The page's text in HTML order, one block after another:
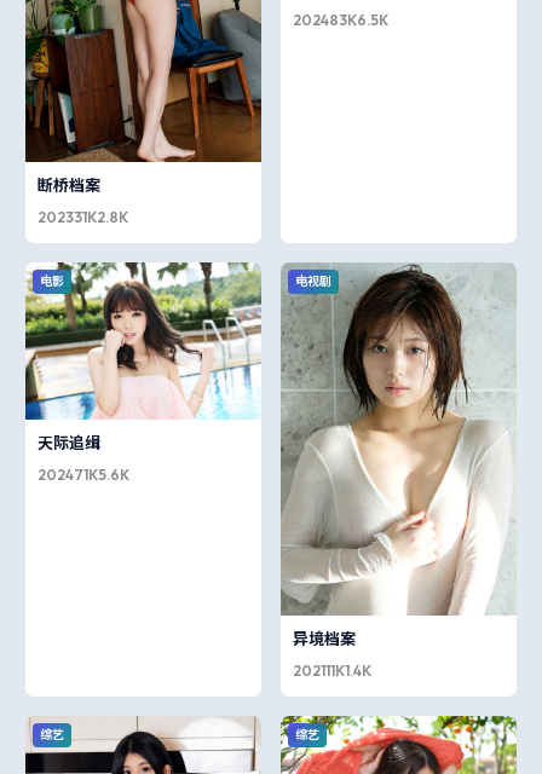
断桥档案
202331K2.8K
202483K6.5K
电影
天际追缉
202471K5.6K
电视剧
异境档案
202111K1.4K
综艺 综艺